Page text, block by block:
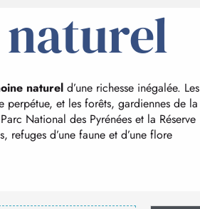
natureld’une richesse inégalée. Les
perpétue, et les forêts, gardiennes de la
National des Pyrénées et la Réserve
refuges d’une faune et d’une flore